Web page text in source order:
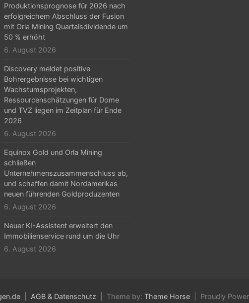
Produktionsprognose für 2026 nach
erfolgreichem Abschluss der Fusion
mit Orla Mining Quartalsdividende um
50 % erhöht
6. August 2026
Discovery meldet positive
Bohrergebnisse bei wichtigen
Wachstumsprojekten,
Ressourcenschätzungen für Dome
und TVZ liegen im Zeitplan für Ende
2026
6. August 2026
Equinox Gold und Orla Mining
schließen
Unternehmenszusammenschluss ab,
und schaffen damit Nordamerikas
neuen führenden Goldproduzenten
6. August 2026
Neuer KI-Assistent erweitert den
Immobilienservice rund um die Uhr
6. August 2026
AGB & Datenschutz Theme by: Theme Horse Proudly